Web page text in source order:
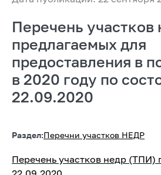
Перечень
предлагаемых для
предоставления в
в 2020 году по
22.09.2020
Раздел:Перечни участков НЕДР
Перечень участков недр (ТПИ)